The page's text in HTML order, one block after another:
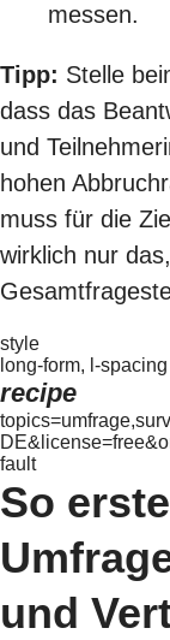
messen.
Tipp: Stelle
dass das
und
hohen
muss für die
wirklich nur
style
long-form, l-spacing
recipe
fault
So
und